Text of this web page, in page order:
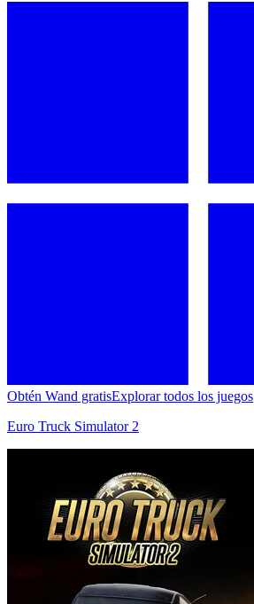
Obtén Wand gratisExplorar todos los juegos
Euro Truck Simulator 2